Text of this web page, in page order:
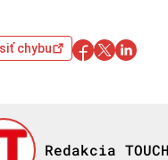
chybu
Redakcia